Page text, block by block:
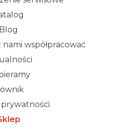
Blog
współpracować